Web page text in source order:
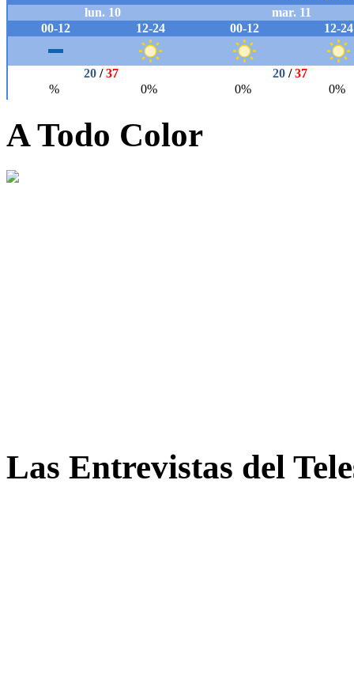
A Todo Color
Las Entrevistas del